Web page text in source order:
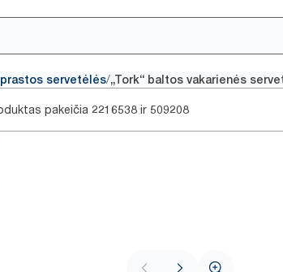
Įprastos servetėlės/„Tork“ baltos vakarienės
pakeičia 2216538 ir 509208